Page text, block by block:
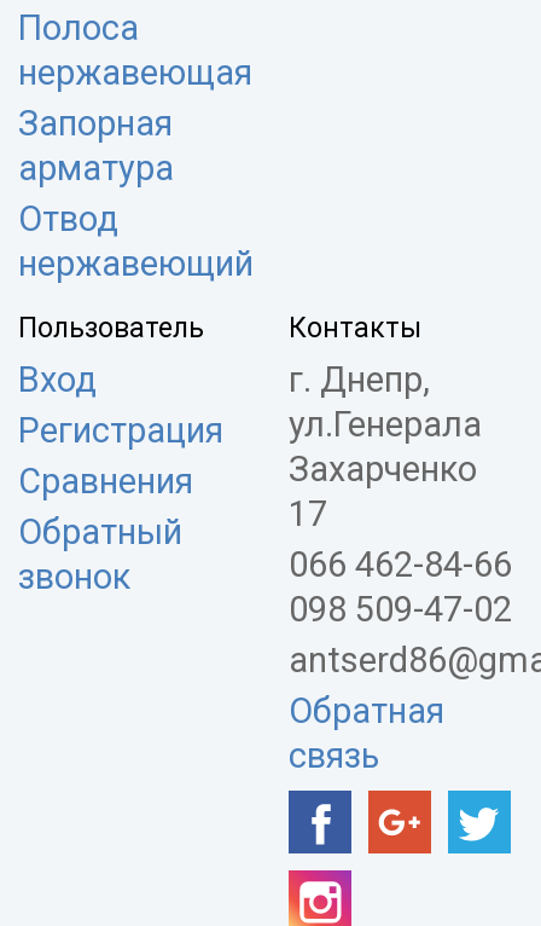
Полоса
нержавеющая
Запорная
арматура
Отвод
нержавеющий
Пользователь
Вход
Регистрация
Сравнения
Обратный
звонок
Контакты
г. Днепр,
ул.Генерала
Захарченко
17
066 462-84-66
098 509-47-02
Обратная
связь